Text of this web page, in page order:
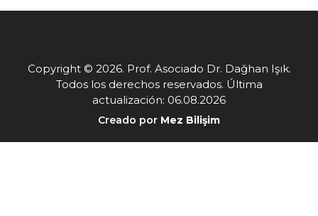
Copyright © 2026. Prof. Asociado Dr. Dağhan Işık.
Todos los derechos reservados. Última
actualización: 06.08.2026
Creado por Mez Bilişim